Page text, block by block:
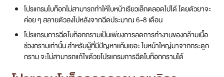
โปรแกรมโบท็อกไม่สามารถทำให้ใบหน้าเรียวเล็กตลอดไปได้ โดยตัวยาจะ
ค่อย ๆ สลายตัวลงไปหลังจากฉีดประมาณ 6-8 เดือน
โปรแกรมการฉีดโบท็อกกรามเป็นเพียงการลดการทำงานของกล้ามเนื้อ
ช่วงกรามเท่านั้น สำหรับผู้ที่มีปัญหาแก้มเยอะ ใบหน้าใหญ่มาจากกระดูก
กราม จะไม่สามารถแก้ไขด้วยโปรแกรมการฉีดโบท็อกกรามได้